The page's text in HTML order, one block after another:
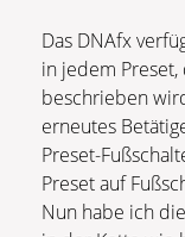
Das DNAfx
in jedem Preset,
beschrieben
erneutes
Preset-
Preset auf
Nun habe ich